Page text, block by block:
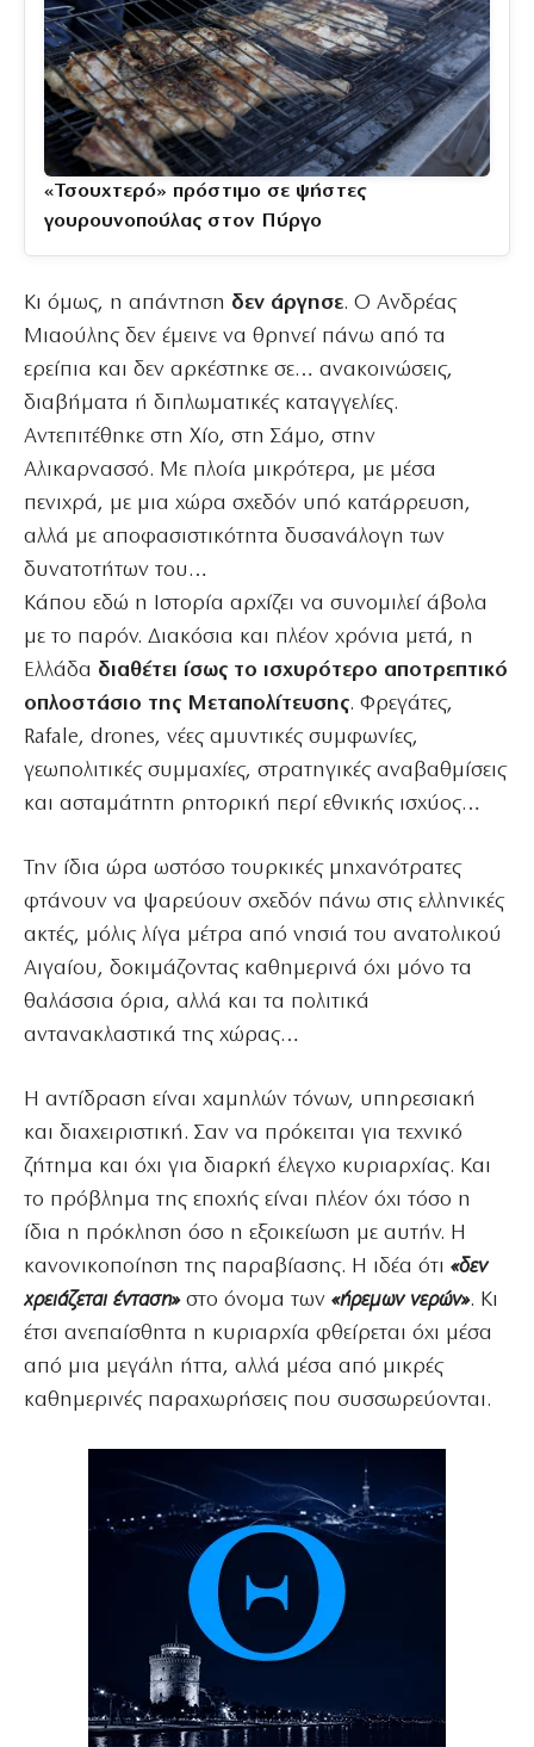
«Τσουχτερό» πρόστιμο σε ψήστες
γουρουνοπούλας στον Πύργο
Κι όμως, η απάντηση δεν άργησε. Ο Ανδρέας
Μιαούλης δεν έμεινε να θρηνεί πάνω από τα
ερείπια και δεν αρκέστηκε σε… ανακοινώσεις,
διαβήματα ή διπλωματικές καταγγελίες.
Αντεπιτέθηκε στη Χίο, στη Σάμο, στην
Αλικαρνασσό. Με πλοία μικρότερα, με μέσα
πενιχρά, με μια χώρα σχεδόν υπό κατάρρευση,
αλλά με αποφασιστικότητα δυσανάλογη των
δυνατοτήτων του…
Κάπου εδώ η Ιστορία αρχίζει να συνομιλεί άβολα
με το παρόν. Διακόσια και πλέον χρόνια μετά, η
Ελλάδα διαθέτει ίσως το ισχυρότερο αποτρεπτικό
οπλοστάσιο της Μεταπολίτευσης. Φρεγάτες,
Rafale, drones, νέες αμυντικές συμφωνίες,
γεωπολιτικές συμμαχίες, στρατηγικές αναβαθμίσεις
και ασταμάτητη ρητορική περί εθνικής ισχύος…
Την ίδια ώρα ωστόσο τουρκικές μηχανότρατες
φτάνουν να ψαρεύουν σχεδόν πάνω στις ελληνικές
ακτές, μόλις λίγα μέτρα από νησιά του ανατολικού
Αιγαίου, δοκιμάζοντας καθημερινά όχι μόνο τα
θαλάσσια όρια, αλλά και τα πολιτικά
αντανακλαστικά της χώρας…
Η αντίδραση είναι χαμηλών τόνων, υπηρεσιακή
και διαχειριστική. Σαν να πρόκειται για τεχνικό
ζήτημα και όχι για διαρκή έλεγχο κυριαρχίας. Και
το πρόβλημα της εποχής είναι πλέον όχι τόσο η
ίδια η πρόκληση όσο η εξοικείωση με αυτήν. Η
κανονικοποίηση της παραβίασης. Η ιδέα ότι «δεν
χρειάζεται ένταση»στο όνομα των «ήρεμων νερών». Κι
έτσι ανεπαίσθητα η κυριαρχία φθείρεται όχι μέσα
από μια μεγάλη ήττα, αλλά μέσα από μικρές
καθημερινές παραχωρήσεις που συσσωρεύονται.